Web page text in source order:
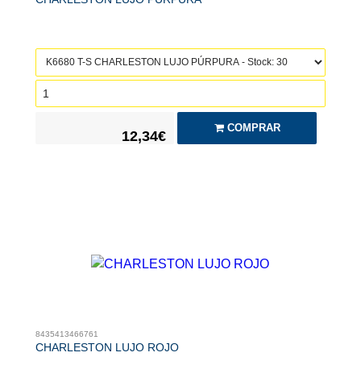
12,34€
COMPRAR
8435413466761
CHARLESTON LUJO ROJO